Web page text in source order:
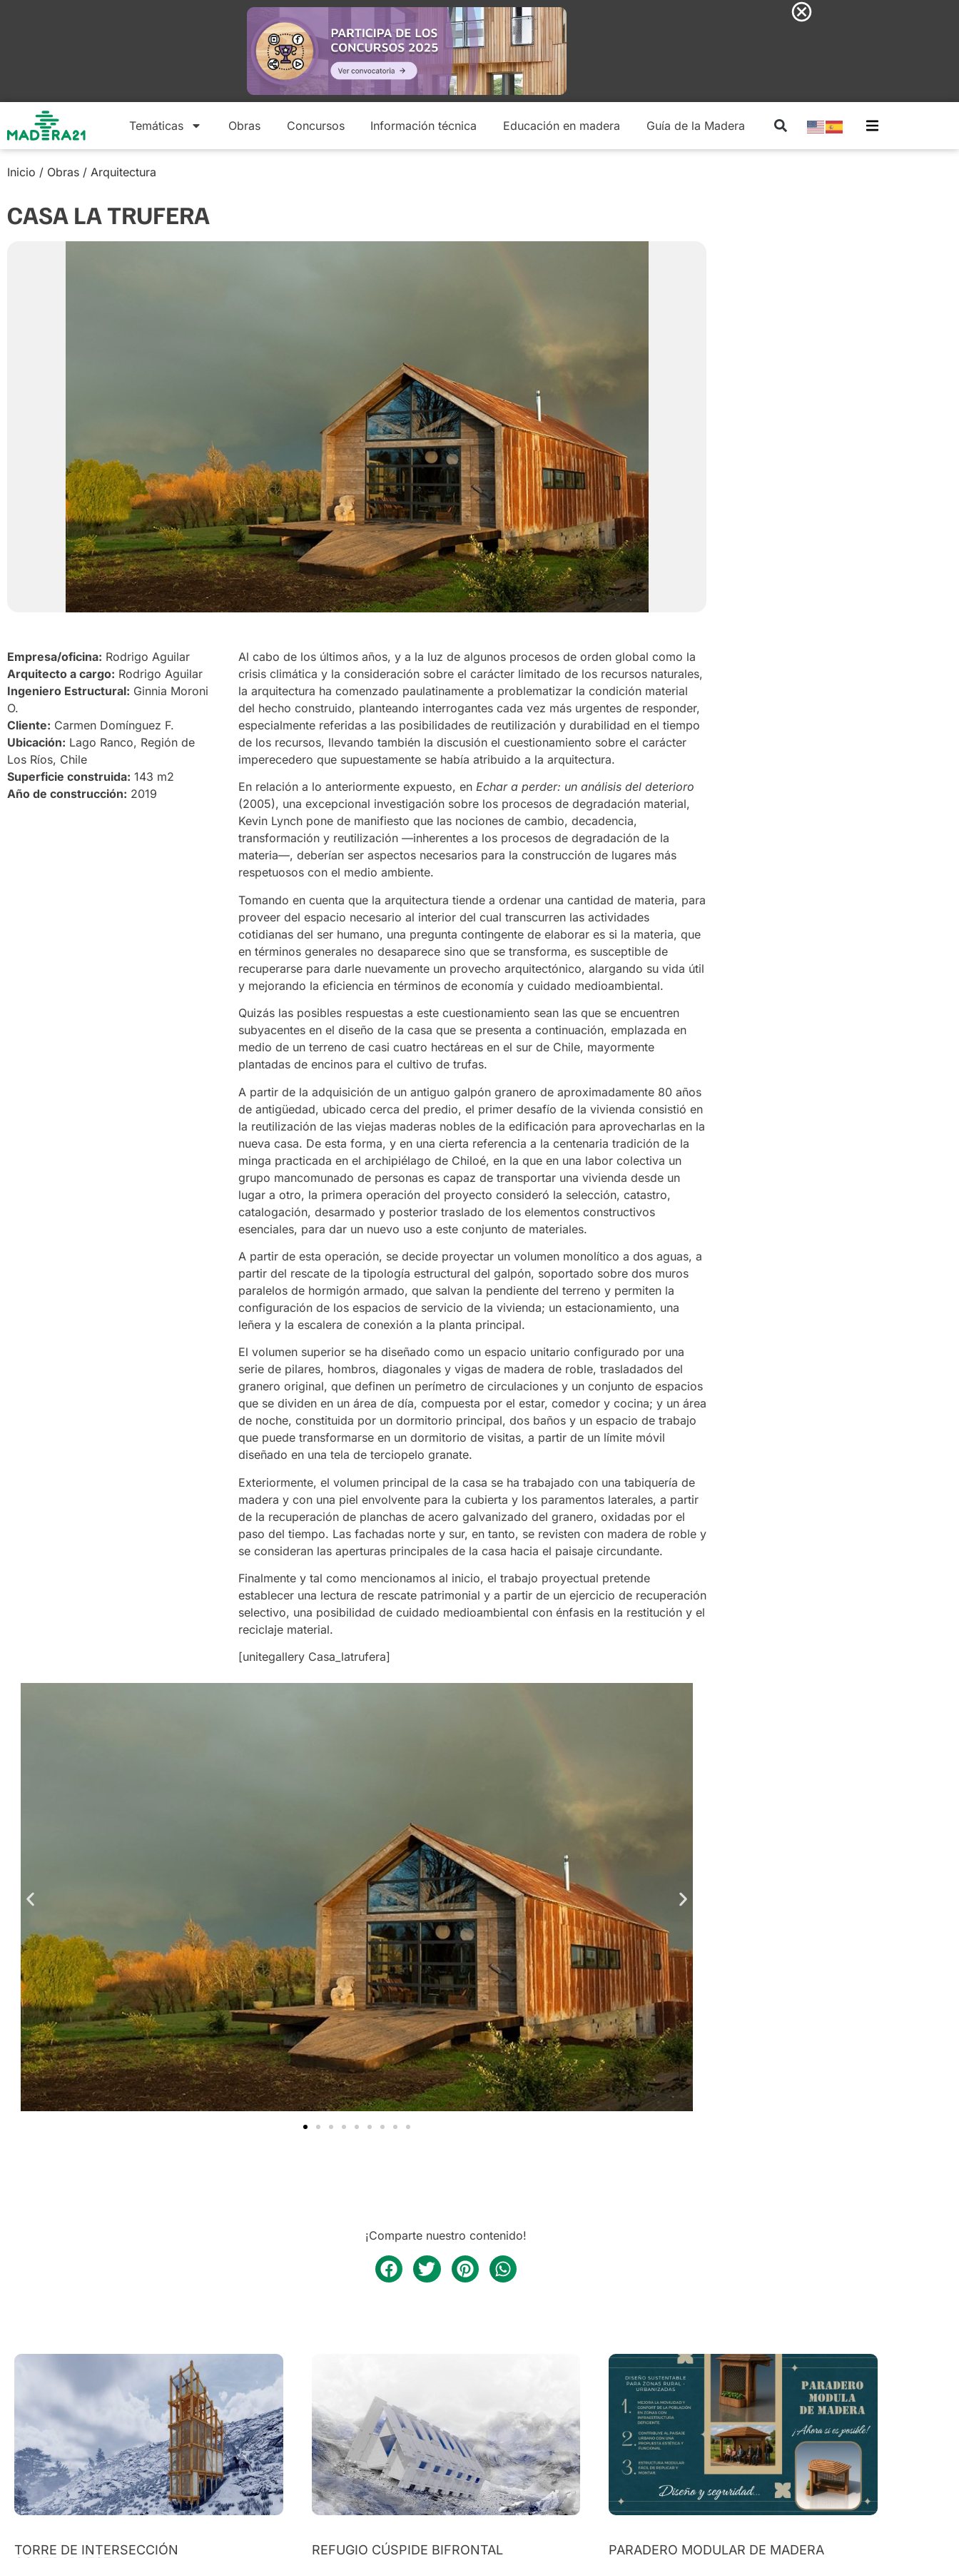
Temáticas Obras Concursos Información técnica Educación en madera Guía de la Madera
Inicio / Obras / Arquitectura
CASA LA TRUFERA
Empresa/oficina: Rodrigo Aguilar
Arquitecto a cargo: Rodrigo Aguilar
Ingeniero Estructural: Ginnia Moroni
O.
Cliente: Carmen Domínguez F.
Ubicación: Lago Ranco, Región de
Los Ríos, Chile
Superficie construida: 143 m2
Año de construcción: 2019
Al cabo de los últimos años, y a la luz de algunos procesos de orden global como la
crisis climática y la consideración sobre el carácter limitado de los recursos naturales,
la arquitectura ha comenzado paulatinamente a problematizar la condición material
del hecho construido, planteando interrogantes cada vez más urgentes de responder,
especialmente referidas a las posibilidades de reutilización y durabilidad en el tiempo
de los recursos, llevando también la discusión el cuestionamiento sobre el carácter
imperecedero que supuestamente se había atribuido a la arquitectura.
En relación a lo anteriormente expuesto, en Echar a perder: un análisis del deterioro
(2005), una excepcional investigación sobre los procesos de degradación material,
Kevin Lynch pone de manifiesto que las nociones de cambio, decadencia,
transformación y reutilización —inherentes a los procesos de degradación de la
materia—, deberían ser aspectos necesarios para la construcción de lugares más
respetuosos con el medio ambiente.
Tomando en cuenta que la arquitectura tiende a ordenar una cantidad de materia, para
proveer del espacio necesario al interior del cual transcurren las actividades
cotidianas del ser humano, una pregunta contingente de elaborar es si la materia, que
en términos generales no desaparece sino que se transforma, es susceptible de
recuperarse para darle nuevamente un provecho arquitectónico, alargando su vida útil
y mejorando la eficiencia en términos de economía y cuidado medioambiental.
Quizás las posibles respuestas a este cuestionamiento sean las que se encuentren
subyacentes en el diseño de la casa que se presenta a continuación, emplazada en
medio de un terreno de casi cuatro hectáreas en el sur de Chile, mayormente
plantadas de encinos para el cultivo de trufas.
A partir de la adquisición de un antiguo galpón granero de aproximadamente 80 años
de antigüedad, ubicado cerca del predio, el primer desafío de la vivienda consistió en
la reutilización de las viejas maderas nobles de la edificación para aprovecharlas en la
nueva casa. De esta forma, y en una cierta referencia a la centenaria tradición de la
minga practicada en el archipiélago de Chiloé, en la que en una labor colectiva un
grupo mancomunado de personas es capaz de transportar una vivienda desde un
lugar a otro, la primera operación del proyecto consideró la selección, catastro,
catalogación, desarmado y posterior traslado de los elementos constructivos
esenciales, para dar un nuevo uso a este conjunto de materiales.
A partir de esta operación, se decide proyectar un volumen monolítico a dos aguas, a
partir del rescate de la tipología estructural del galpón, soportado sobre dos muros
paralelos de hormigón armado, que salvan la pendiente del terreno y permiten la
configuración de los espacios de servicio de la vivienda; un estacionamiento, una
leñera y la escalera de conexión a la planta principal.
El volumen superior se ha diseñado como un espacio unitario configurado por una
serie de pilares, hombros, diagonales y vigas de madera de roble, trasladados del
granero original, que definen un perímetro de circulaciones y un conjunto de espacios
que se dividen en un área de día, compuesta por el estar, comedor y cocina; y un área
de noche, constituida por un dormitorio principal, dos baños y un espacio de trabajo
que puede transformarse en un dormitorio de visitas, a partir de un límite móvil
diseñado en una tela de terciopelo granate.
Exteriormente, el volumen principal de la casa se ha trabajado con una tabiquería de
madera y con una piel envolvente para la cubierta y los paramentos laterales, a partir
de la recuperación de planchas de acero galvanizado del granero, oxidadas por el
paso del tiempo. Las fachadas norte y sur, en tanto, se revisten con madera de roble y
se consideran las aperturas principales de la casa hacia el paisaje circundante.
Finalmente y tal como mencionamos al inicio, el trabajo proyectual pretende
establecer una lectura de rescate patrimonial y a partir de un ejercicio de recuperación
selectivo, una posibilidad de cuidado medioambiental con énfasis en la restitución y el
reciclaje material.
[unitegallery Casa_latrufera]
¡Comparte nuestro contenido!
TORRE DE INTERSECCIÓN
REFUGIO CÚSPIDE BIFRONTAL PARADERO MODULAR DE MADERA